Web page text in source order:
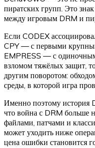
пиратских групп. Это
между игровым DRM и
Если CODEX
CPY — с первыми
EMPRESS — с
взломом тяжёлых защит,
другим поворотом:
среды, в которой игра
Именно поэтому история
что война с DRM больше
файлами, патчами и
может уходить ниже
цена ошибки становится